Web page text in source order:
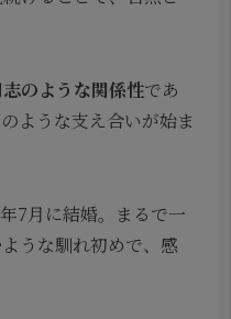
のような関係性であ
ような支え合いが始ま
7月に結婚。まるで一
うな馴れ初めで、感